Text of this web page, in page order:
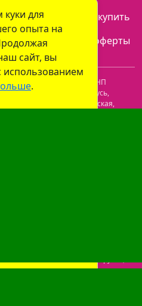
Как купить
Договор оферты
"Пролайф" УНП
213809, Республика Беларусь,
ул. Пролетарская,
40-3. Телефон: +375 (29)
до 21:00.
Бобруйским городским
экономики. Дата и номер
торговом реестре: №722063 от
по адресу: г. Бобруйск,
(29) 339-79-59. Электронная почта:
для
опыта на
сайт, вы
использованием
.